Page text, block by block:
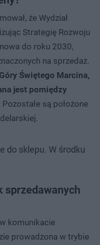
że Wydział
Strategię Rozwoju
do roku 2030,
na sprzedaż.
Świętego Marcina,
jest pomiędzy
Pozostałe są położone
do sklepu. W środku
sprzedawanych
komunikacie
prowadzona w trybie